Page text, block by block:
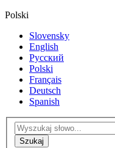
Polski
Slovensky
English
Русский
Polski
Français
Deutsch
Spanish